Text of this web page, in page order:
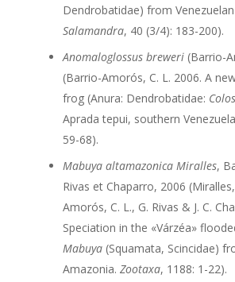
Dendrobatidae) from
Salamandra, 40 (3/4): 183-200).
Anomaloglossus breweri(Barrio-
(Barrio-Amorós, C. L. 2006. A
frog (Anura: Dendrobatidae:
Aprada tepui, southern
59-68).
Mabuya altamazonica Miralles,
Rivas et Chaparro, 2006
Amorós, C. L., G. Rivas & J. C.
Speciation in the «Várzéa»
Mabuya(Squamata, Scincidae)
Amazonia. Zootaxa, 1188: 1-22).